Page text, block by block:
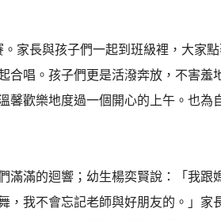
家長與孩子們一起到班級裡，大家
唱。孩子們更是活潑奔放，不害羞
馨歡樂地度過一個開心的上午。也為
滿滿的迴響；幼生楊奕賢說：「我跟
我不會忘記老師與好朋友的。」家